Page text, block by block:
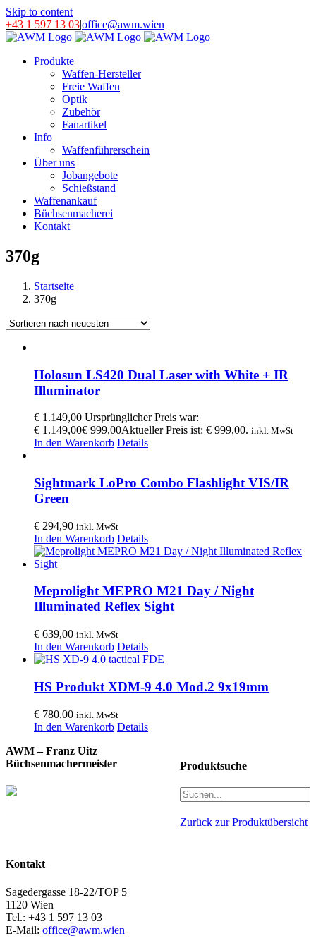
Skip to content
+43 1 597 13 03|office@awm.wien
Produkte
Waffen-Hersteller
Freie Waffen
Optik
Zubehör
Fanartikel
Info
Waffenführerschein
Über uns
Jobangebote
Schießstand
Waffenankauf
Büchsenmacherei
Kontakt
370g
Startseite
370g
Holosun LS420 Dual Laser with White + IR
Illuminator
€1.149,00 Ursprünglicher Preis war:
€ 1.149,00€ 999,00Aktueller Preis ist: € 999,00. inkl. MwSt
In den Warenkorb Details
Sightmark LoPro Combo Flashlight VIS/IR
Green
€ 294,90 inkl. MwSt
In den Warenkorb Details
Meprolight MEPRO M21 Day / Night
Illuminated Reflex Sight
€ 639,00 inkl. MwSt
In den Warenkorb Details
HS Produkt XDM-9 4.0 Mod.2 9x19mm
€ 780,00 inkl. MwSt
In den Warenkorb Details
Produktsuche
Zurück zur Produktübersicht
AWM – Franz Uitz
Büchsenmachermeister
Kontakt
Sagedergasse 18-22/TOP 5
1120 Wien
Tel.: +43 1 597 13 03
E-Mail: office@awm.wien